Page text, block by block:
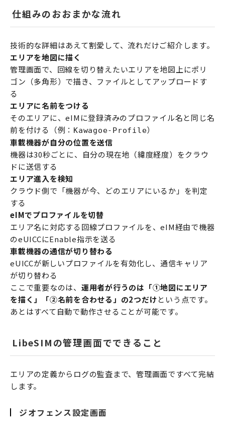
仕組みのおおまかな流れ
技術的な詳細はあえて割愛して、流れだけご紹介します。
エリアを地図に描く
管理画面で、回線を切り替えたいエリアを地図上にポリ
ゴン（多角形）で描き、ファイルとしてアップロードす
る
エリアに名前をつける
そのエリアに、eIMに登録済みのプロファイル名と同じ名
前を付ける（例： Kawagoe-Profile）
車載機器が自分の位置を送信
機器は30秒ごとに、自分の現在地（緯度経度）をクラウ
ドに送信する
エリア進入を検知
クラウド側で「機器が今、どのエリアにいるか」を判定
する
eIMでプロファイルを切替
エリア名に対応する回線プロファイルを、eIM経由で機器
のeUICCにEnable指示を送る
車載機器の通信が切り替わる
eUICCが新しいプロファイルを有効化し、通信キャリア
が切り替わる
ここで重要なのは、 運用者が行うのは「①地図にエリア
を描く」「②名前を合わせる」の2つだけという点です。
あとはすべて自動で動作させることが可能です。
LibeSIMの管理画面でできること
エリアの定義からログの監査まで、管理画面ですべて完結
します。
ジオフェンス設定画面